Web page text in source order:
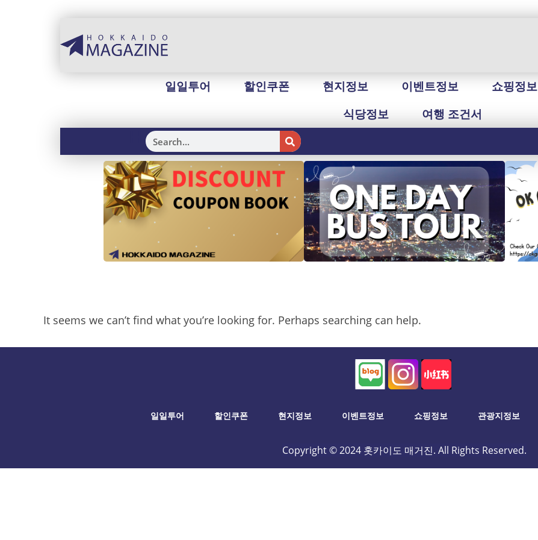
일일투어 할인쿠폰 현지정보 이벤트정보 쇼핑정보
식당정보
여행 조건서
It seems we can’t find what you’re looking for. Perhaps searching can help.
일일투어 할인쿠폰 현지정보 이벤트정보 쇼핑정보 관광지정보
Copyright © 2024 홋카이도 매거진. All Rights Reserved.